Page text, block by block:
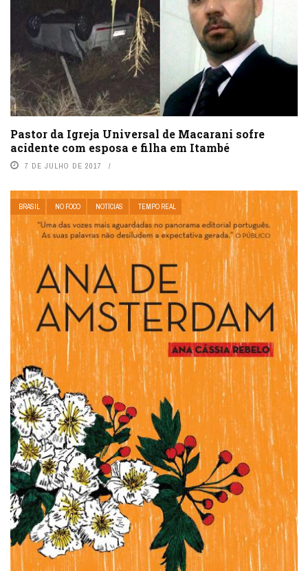
Pastor da Igreja Universal de Macarani sofre
acidente com esposa e filha em Itambé
7 DE JULHO DE 2017
BRASIL NO FOCO NOTÍCIAS TEMPO REAL